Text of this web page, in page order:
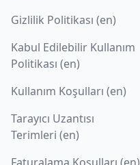
Gizlilik Politikası (en)
Kabul Edilebilir Kullanım
Politikası (en)
Kullanım Koşulları (en)
Tarayıcı Uzantısı
Terimleri (en)